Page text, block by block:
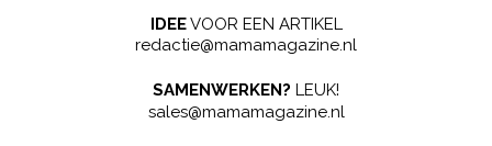
IDEEVOOR EEN ARTIKEL
redactie@mamamagazine.nl
SAMENWERKEN? LEUK!
sales@mamamagazine.nl